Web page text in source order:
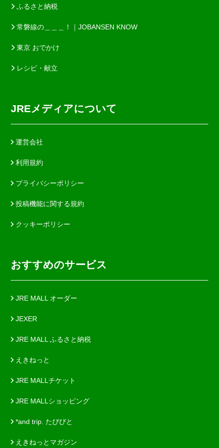
ふるさと納税
常磐線の＿＿＿！｜JOBANSEN KNOW
東京 おでかけ
レシピ・献立
JREメディアについて
運営会社
利用規約
プライバシーポリシー
投稿機能に関する規約
クッキーポリシー
おすすめのサービス
JRE MALL オーダー
JEXER
JRE MALL ふるさと納税
えきねっと
JRE MALLチケット
JRE MALLショッピング
*and trip. たびびと
えきねっとマガジン